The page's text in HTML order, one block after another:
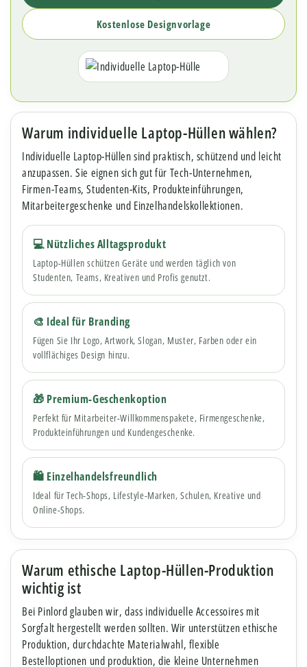
Kostenlose Designvorlage
Warum individuelle Laptop-Hüllen wählen?
Individuelle Laptop-Hüllen sind praktisch, schützend und leicht
anzupassen. Sie eignen sich gut für Tech-Unternehmen,
Firmen-Teams, Studenten-Kits, Produkteinführungen,
Mitarbeitergeschenke und Einzelhandelskollektionen.
💻 Nützliches Alltagsprodukt
Laptop-Hüllen schützen Geräte und werden täglich von
Studenten, Teams, Kreativen und Profis genutzt.
🎨 Ideal für Branding
Fügen Sie Ihr Logo, Artwork, Slogan, Muster, Farben oder ein
vollflächiges Design hinzu.
🎁 Premium-Geschenkoption
Perfekt für Mitarbeiter-Willkommenspakete, Firmengeschenke,
Produkteinführungen und Kundengeschenke.
🛍 Einzelhandelsfreundlich
Ideal für Tech-Shops, Lifestyle-Marken, Schulen, Kreative und
Online-Shops.
Warum ethische Laptop-Hüllen-Produktion
wichtig ist
Bei Pinlord glauben wir, dass individuelle Accessoires mit
Sorgfalt hergestellt werden sollten. Wir unterstützen ethische
Produktion, durchdachte Materialwahl, flexible
Bestelloptionen und produktion, die kleine Unternehmen